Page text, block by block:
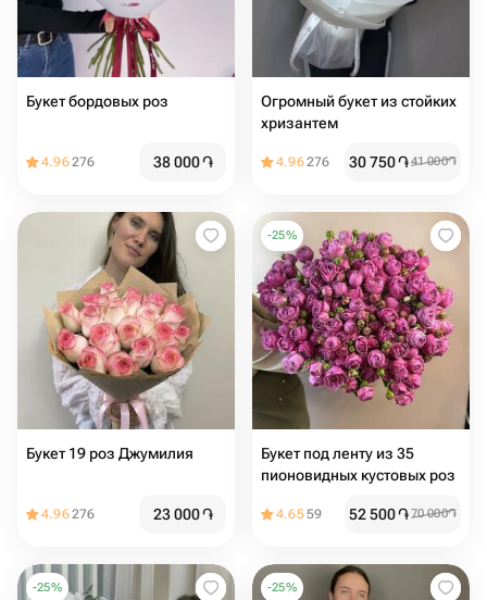
Букет бордовых роз
4.96276 38 000֏
Огромный букет из стойких
хризантем
4.96276 30 750֏41 000֏
Букет 19 роз Джумилия
4.96276 23 000֏
-25%
Букет под ленту из 35
пионовидных кустовых роз
4.6559 52 500֏70 000֏
-25% -25%